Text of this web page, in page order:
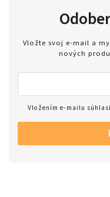
Vložte svoj e-mail a
nových
Vložením e-mailu